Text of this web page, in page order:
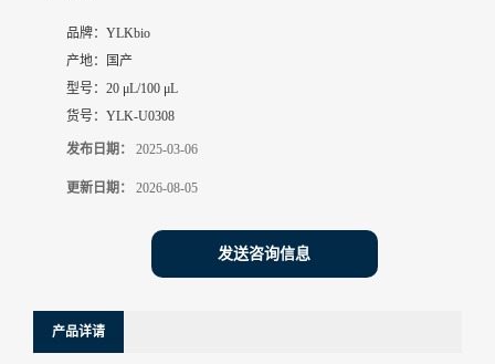
品牌： YLKbio
产地：
国产
型号： 20 μL/100 μL
货号： YLK-U0308
发布日期： 2025-03-06
更新日期： 2026-08-05
发送咨询信息
产品详请